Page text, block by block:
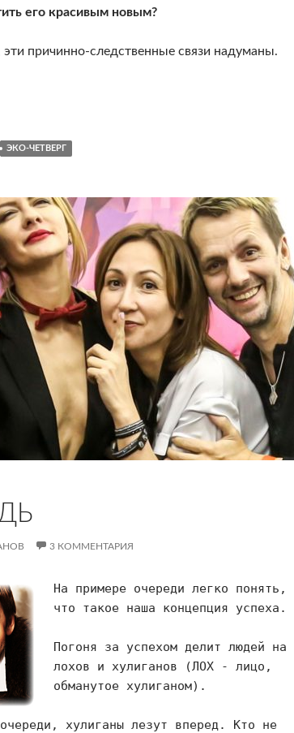
его красивым новым?
эти причинно-следственные связи надуманы.
ЭКО-ЧЕТВЕРГ
3 КОММЕНТАРИЯ
На примере очереди легко понять,
что такое наша концепция успеха.
Погоня за успехом делит людей на
лохов и хулиганов (ЛОХ - лицо,
обманутое хулиганом).
хулиганы лезут вперед. Кто не